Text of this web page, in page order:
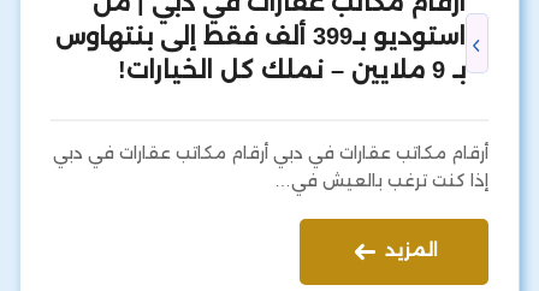
استوديو بـ399 ألف فقط إلى بنتهاوس
بـ 9 ملايين – نملك كل الخيارات!
أرقام مكاتب عقارات في دبي أرقام مكاتب عقارات في دبي
إذا كنت ترغب بالعيش في…
المزيد